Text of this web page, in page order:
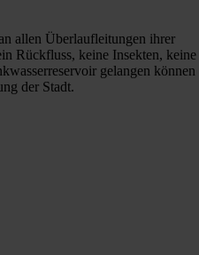
allen Überlaufleitungen ihrer
Rückfluss, keine Insekten, keine
gelangen können
der Stadt.